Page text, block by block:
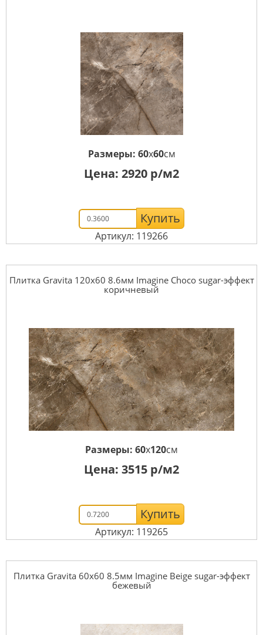
Размеры: 60x60см
Цена: 2920 р/м2
Купить
Артикул: 119266
Плитка Gravita 120x60 8.6мм Imagine Choco sugar-эффект
коричневый
Размеры: 60x120см
Цена: 3515 р/м2
Купить
Артикул: 119265
Плитка Gravita 60x60 8.5мм Imagine Beige sugar-эффект
бежевый